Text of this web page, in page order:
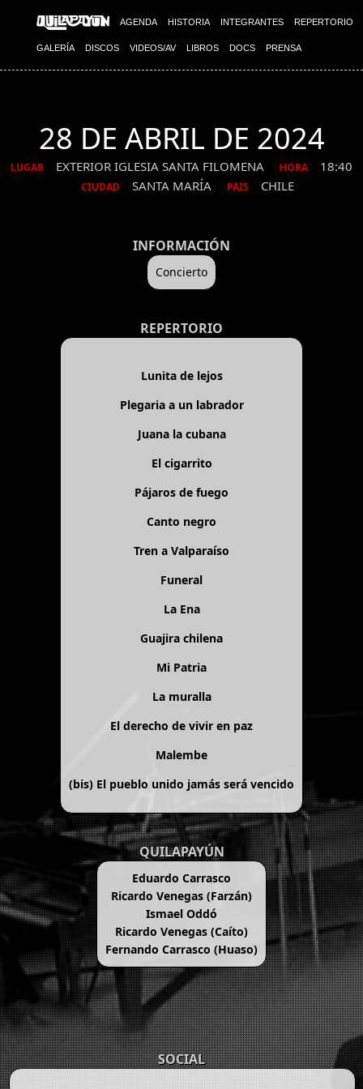
AGENDA HISTORIA INTEGRANTES REPERTORIO
GALERÍA DISCOS VIDEOS/AV LIBROS DOCS PRENSA
28 DE ABRIL DE 2024
LUGAR EXTERIOR IGLESIA SANTA FILOMENA HORA 18:40
CIUDAD SANTA MARÍA PAIS CHILE
INFORMACIÓN
Concierto
REPERTORIO
Lunita de lejos
Plegaria a un labrador
Juana la cubana
El cigarrito
Pájaros de fuego
Canto negro
Tren a Valparaíso
Funeral
La Ena
Guajira chilena
Mi Patria
La muralla
El derecho de vivir en paz
Malembe
(bis) El pueblo unido jamás será vencido
QUILAPAYÚN
Eduardo Carrasco
Ricardo Venegas (Farzán)
Ismael Oddó
Ricardo Venegas (Caíto)
Fernando Carrasco (Huaso)
SOCIAL